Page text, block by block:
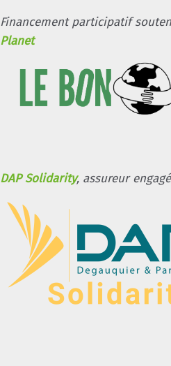
Financement participatif
Planet
DAP Solidarity, assureur engagé